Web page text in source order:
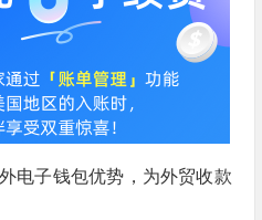
电子钱包优势，为外贸收款